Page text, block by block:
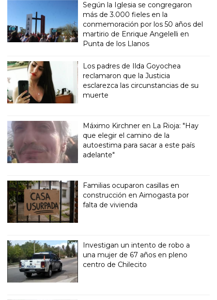
Según la Iglesia se congregaron
más de 3.000 fieles en la
conmemoración por los 50 años del
martirio de Enrique Angelelli en
Punta de los Llanos
Los padres de Ilda Goyochea
reclamaron que la Justicia
esclarezca las circunstancias de su
muerte
Máximo Kirchner en La Rioja: "Hay
que elegir el camino de la
autoestima para sacar a este país
adelante"
Familias ocuparon casillas en
construcción en Aimogasta por
falta de vivienda
Investigan un intento de robo a
una mujer de 67 años en pleno
centro de Chilecito